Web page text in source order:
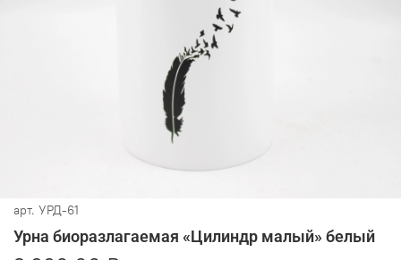
арт. УРД-61
Урна биоразлагаемая «Цилиндр малый» белый